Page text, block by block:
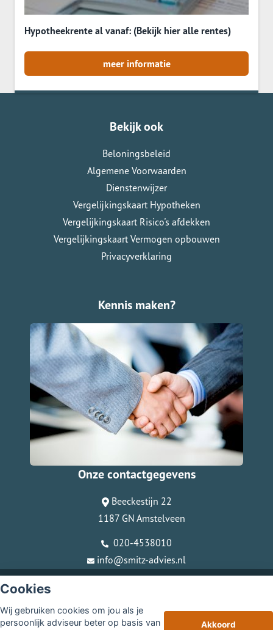
Cookies
Wij gebruiken cookies om jou als je
persoonlijk adviseur beter op basis van
Akkoord
Hypotheekrente al vanaf: (Bekijk hier alle rentes)
meer informatie
Bekijk ook
Beloningsbeleid
Algemene Voorwaarden
Dienstenwijzer
Vergelijkingskaart Hypotheken
Vergelijkingskaart Risico's afdekken
Vergelijkingskaart Vermogen opbouwen
Privacyverklaring
Kennis maken?
Onze contactgegevens
Beeckestijn 22
1187 GN Amstelveen
020-4538010
info@smitz-advies.nl
Sitemap
Disclaimer